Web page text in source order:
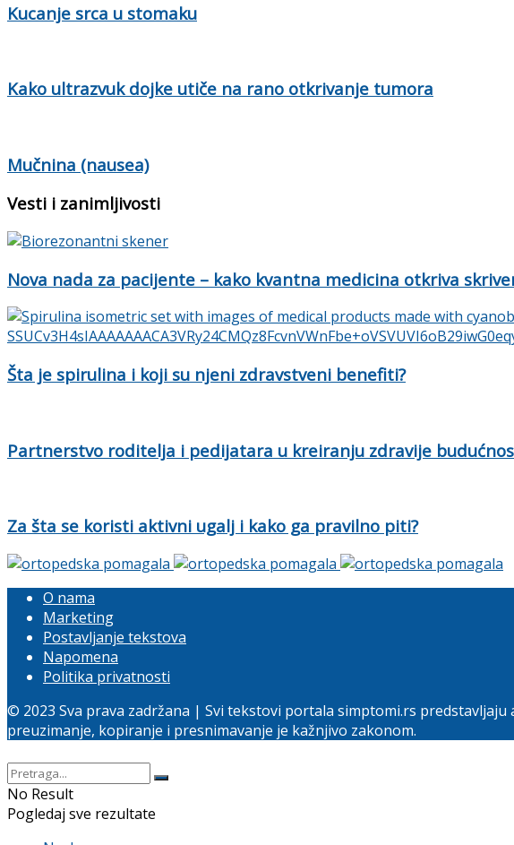
Kucanje srca u stomaku
Kako ultrazvuk dojke utiče na rano otkrivanje tumora
Mučnina (nausea)
Vesti i zanimljivosti
Nova nada za pacijente – kako kvantna medicina otkriva
Šta je spirulina i koji su njeni zdravstveni benefiti?
Partnerstvo roditelja i pedijatara u kreiranju zdravije
Za šta se koristi aktivni ugalj i kako ga pravilno piti?
O nama
Marketing
Postavljanje tekstova
Napomena
Politika privatnosti
© 2023 Sva prava zadržana | Svi tekstovi portala simptomi.rs
preuzimanje, kopiranje i presnimavanje je kažnjivo zakonom.
No Result
Pogledaj sve rezultate